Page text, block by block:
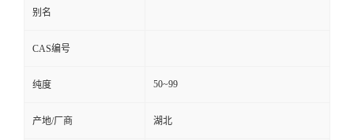
别名
CAS编号
纯度 50~99
产地/厂商 湖北